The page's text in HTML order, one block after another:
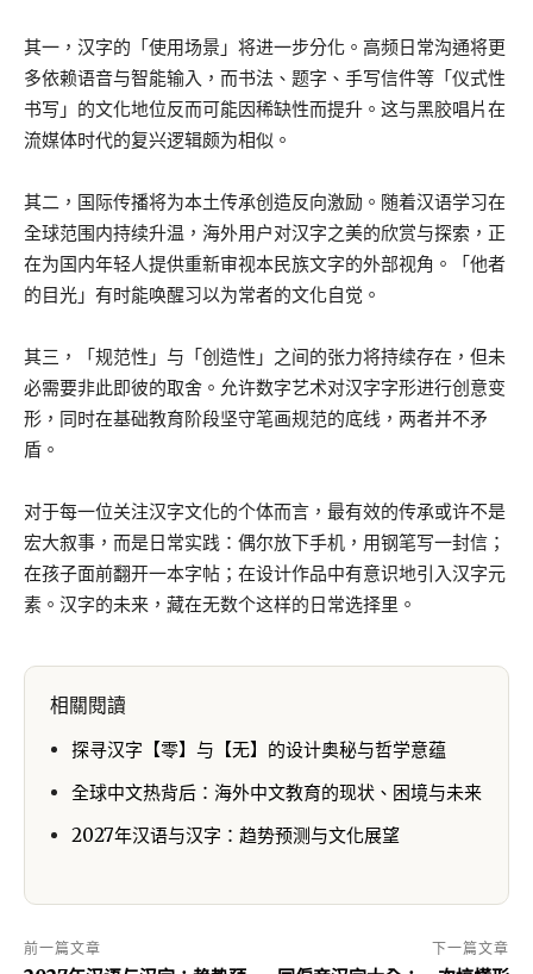
其一，汉字的「使用场景」将进一步分化。高频日常沟通将更
多依赖语音与智能输入，而书法、题字、手写信件等「仪式性
书写」的文化地位反而可能因稀缺性而提升。这与黑胶唱片在
流媒体时代的复兴逻辑颇为相似。
其二，国际传播将为本土传承创造反向激励。随着汉语学习在
全球范围内持续升温，海外用户对汉字之美的欣赏与探索，正
在为国内年轻人提供重新审视本民族文字的外部视角。「他者
的目光」有时能唤醒习以为常者的文化自觉。
其三，「规范性」与「创造性」之间的张力将持续存在，但未
必需要非此即彼的取舍。允许数字艺术对汉字字形进行创意变
形，同时在基础教育阶段坚守笔画规范的底线，两者并不矛
盾。
对于每一位关注汉字文化的个体而言，最有效的传承或许不是
宏大叙事，而是日常实践：偶尔放下手机，用钢笔写一封信；
在孩子面前翻开一本字帖；在设计作品中有意识地引入汉字元
素。汉字的未来，藏在无数个这样的日常选择里。
相關閱讀
探寻汉字【零】与【无】的设计奥秘与哲学意蕴
全球中文热背后：海外中文教育的现状、困境与未来
2027年汉语与汉字：趋势预测与文化展望
前一篇文章 下一篇文章